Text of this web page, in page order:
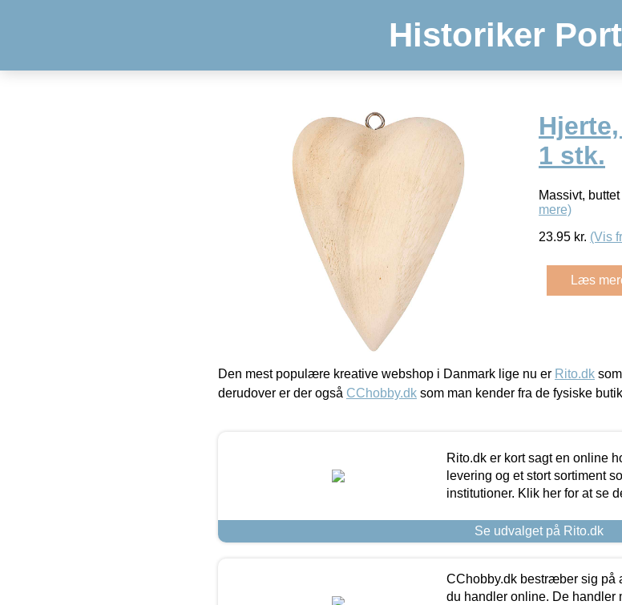
Historiker
1 stk.
Massivt,
mere)
23.95 kr. (Vis
Læs
Den mest populære kreative webshop i Danmark lige nu er Rito.dk
derudover er der også CChobby.dk som man kender fra de fysiske
Rito.dk er kort sagt en online
levering og et stort sortiment
institutioner. Klik her for at se
Se udvalget på Rito.dk
CChobby.dk bestræber sig på
du handler online. De handler